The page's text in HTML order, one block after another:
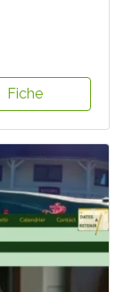
Fiche